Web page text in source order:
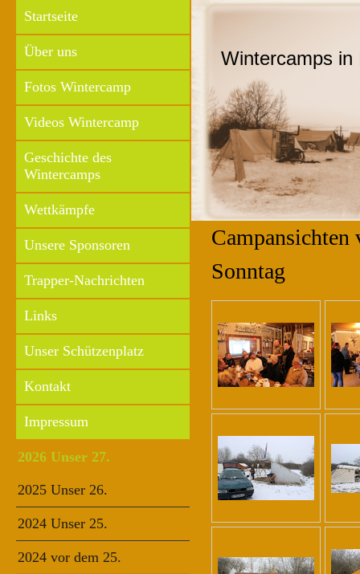
Startseite
Über uns
Fotos Wintercamp
Videos Wintercamp
Geschichte des
Wintercamps
Wettkämpfe
Unsere Sponsoren
Trapper-Nachrichten
Links
Unser Schützenplatz
Kontakt
Impressum
2026 Unser 27.
2025 Unser 26.
2024 Unser 25.
2024 vor dem 25.
Wintercamps in
Campansichten
Sonntag